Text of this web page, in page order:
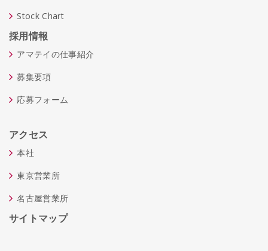
Stock Chart
採用情報
アマテイの仕事紹介
募集要項
応募フォーム
アクセス
本社
東京営業所
名古屋営業所
サイトマップ